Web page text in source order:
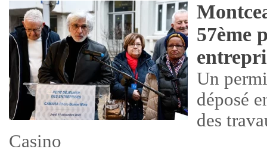
57ème
Un
déposé
des
Casino